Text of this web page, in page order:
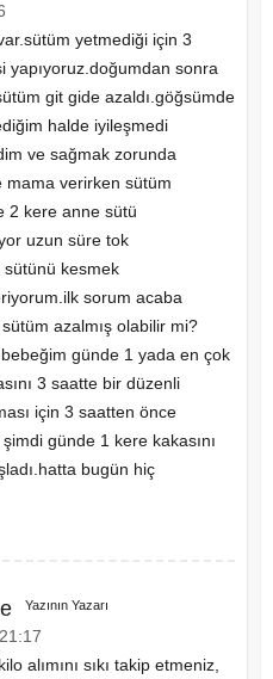
yetmediği için 3
yapıyoruz.doğumdan sonra
git gide azaldı.göğsümde
halde iyileşmedi
ve sağmak zorunda
mama verirken sütüm
2 kere anne sütü
uzun süre tok
kesmek
sorum acaba
azalmış olabilir mi?
günde 1 yada en çok
3 saatte bir düzenli
için 3 saatten önce
günde 1 kere kakasını
bugün hiç
Yazının Yazarı
alımını sıkı takip etmeniz,